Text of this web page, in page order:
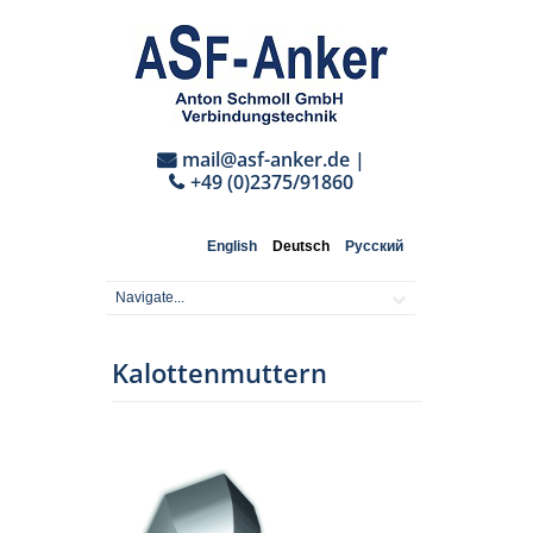
mail@asf-anker.de|
+49 (0)2375/91860
English Deutsch Русский
Kalottenmuttern